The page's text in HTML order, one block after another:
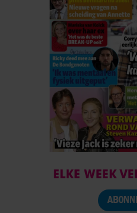
ELKE WEEK